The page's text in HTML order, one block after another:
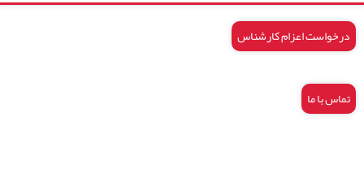
درخواست اعزام کارشناس
تماس با ما